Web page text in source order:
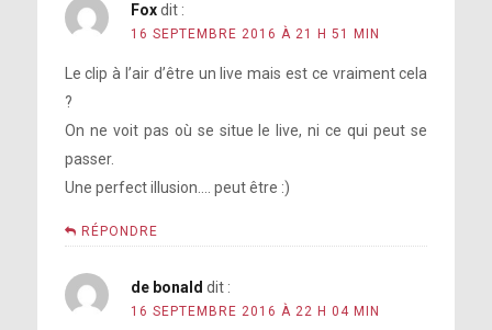
Fox dit :
16 SEPTEMBRE 2016 À 21 H 51 MIN
Le clip à l’air d’être un live mais est ce vraiment cela
?
On ne voit pas où se situe le live, ni ce qui peut se
passer.
Une perfect illusion…. peut être :)
RÉPONDRE
de bonald dit :
16 SEPTEMBRE 2016 À 22 H 04 MIN